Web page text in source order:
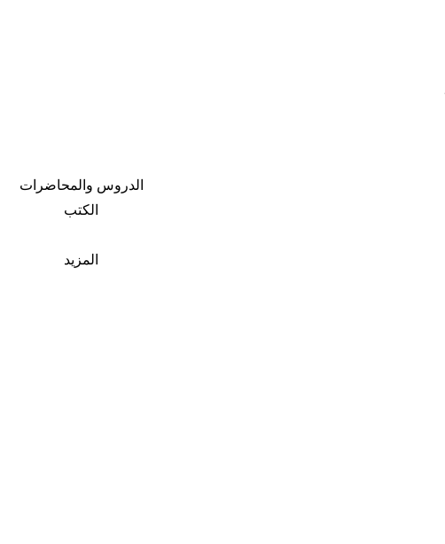
الدروس والمحاضرات
الكتب
المزيد